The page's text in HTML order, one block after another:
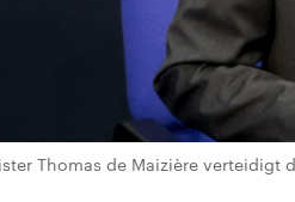
Thomas de Maizière